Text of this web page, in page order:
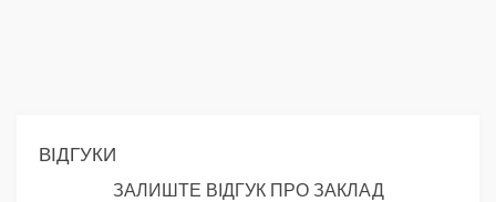
ВІДГУКИ
ЗАЛИШТЕ ВІДГУК ПРО ЗАКЛАД